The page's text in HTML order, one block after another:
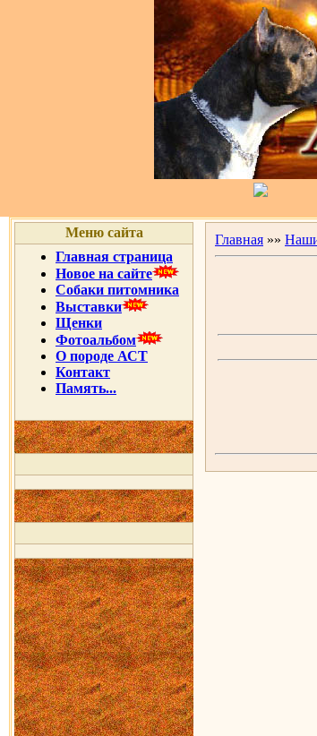
Меню сайта
Главная страница
Новое на сайте
Собаки питомника
Выставки
Щенки
Фотоальбом
О породе АСТ
Контакт
Память...
Главная »»